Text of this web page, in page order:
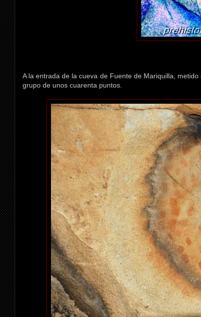
A la entrada de la cueva de Fuente de Mariquilla,
grupo de unos cuarenta puntos.